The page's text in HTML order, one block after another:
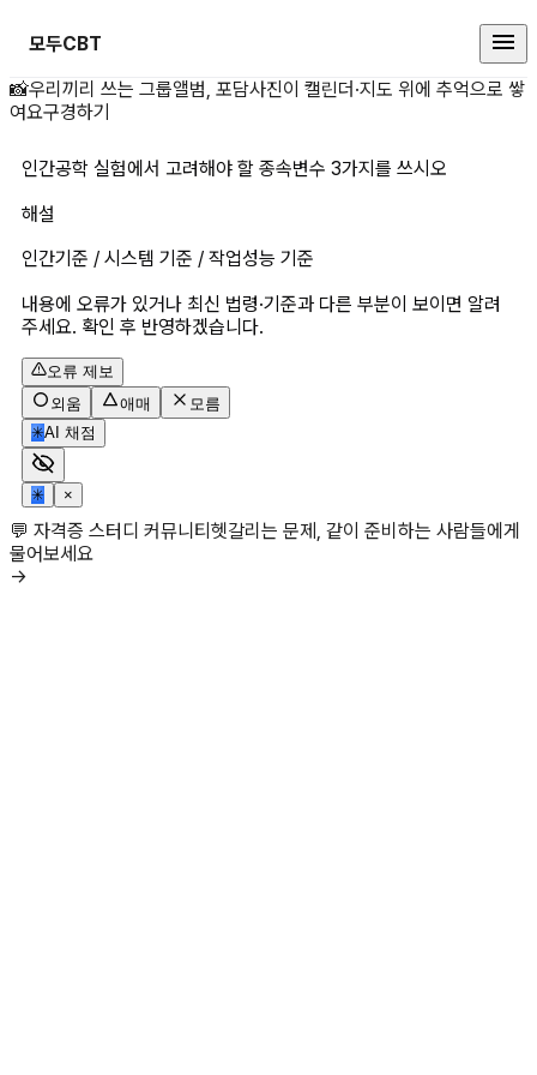
모두CBT
인간공학 실험에서 고려해야 할 종
📸우리끼리 쓰는 그룹앨범, 포담사진이 캘린더·지도 위에 추억으로 쌓
여요구경하기
인간공학 실험에서 고려해야 할 종속변수 3가지를 쓰시오
해설
인간기준 / 시스템 기준 / 작업성능 기준
내용에 오류가 있거나 최신 법령·기준과 다른 부분이 보이면 알려
주세요. 확인 후 반영하겠습니다.
오류 제보
외움
애매
모름
✳AI 채점
✳ ×
💬 자격증 스터디 커뮤니티헷갈리는 문제, 같이 준비하는 사람들에게
물어보세요
→